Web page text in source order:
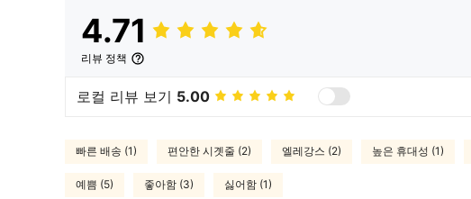
4.71
리뷰 정책
로컬 리뷰 보기 5.00
빠른 배송 (1) 편안한 시곗줄 (2) 엘레강스 (2) 높은 휴대성 (1)
예쁨 (5) 좋아함 (3) 싫어함 (1)